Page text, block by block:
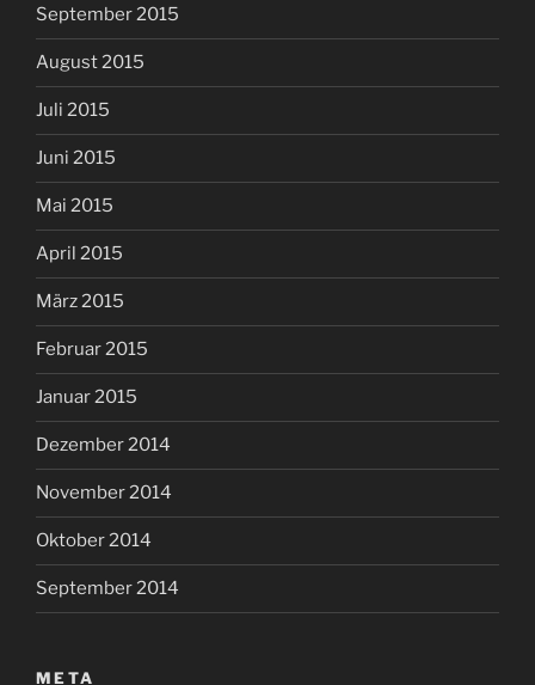
September 2015
August 2015
Juli 2015
Juni 2015
Mai 2015
April 2015
März 2015
Februar 2015
Januar 2015
Dezember 2014
November 2014
Oktober 2014
September 2014
META